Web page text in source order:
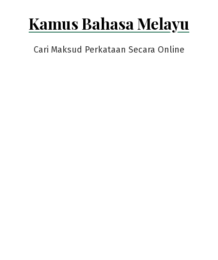
Kamus Bahasa Melayu
Cari Maksud Perkataan Secara Online